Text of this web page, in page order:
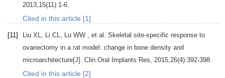
2013 15(11):1-6.
Cited in this article [1]
[11] Liu XL Li CL Lu WW , et al. Skeletal site-specific response to
ovariectomy in a rat model: change in bone density and
microarchitecture[J]. Clin Oral Implants Res 2015 26(4):392-398.
Cited in this article [2]